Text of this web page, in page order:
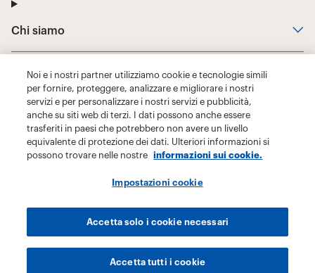
Noi e i nostri partner utilizziamo cookie e tecnologie simili
per fornire, proteggere, analizzare e migliorare i nostri
servizi e per personalizzare i nostri servizi e pubblicità,
anche su siti web di terzi. I dati possono anche essere
trasferiti in paesi che potrebbero non avere un livello
equivalente di protezione dei dati. Ulteriori informazioni si
possono trovare nelle nostre
informazioni sui cookie.
Impostazioni cookie
Accetta solo i cookie necessari
Accetta tutti i cookie